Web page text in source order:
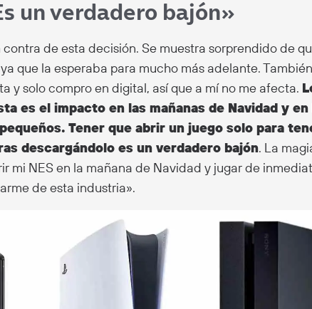
un verdadero bajón»
de esta decisión. Se muestra sorprendido de
que la esperaba para mucho más adelante.
y solo compro en digital, así que a mí no me afecta.
es el impacto en las mañanas de Navidad y en
Tener que abrir un juego solo para
descargándolo es un verdadero bajón. La
mi NES en la mañana de Navidad y jugar de
de esta industria».